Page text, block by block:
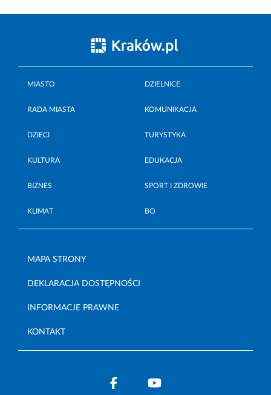
MIASTO DZIELNICE
RADA MIASTA KOMUNIKACJA
DZIECI TURYSTYKA
KULTURA EDUKACJA
BIZNES SPORT I ZDROWIE
KLIMAT BO
MAPA STRONY
DEKLARACJA DOSTĘPNOŚCI
INFORMACJE PRAWNE
KONTAKT